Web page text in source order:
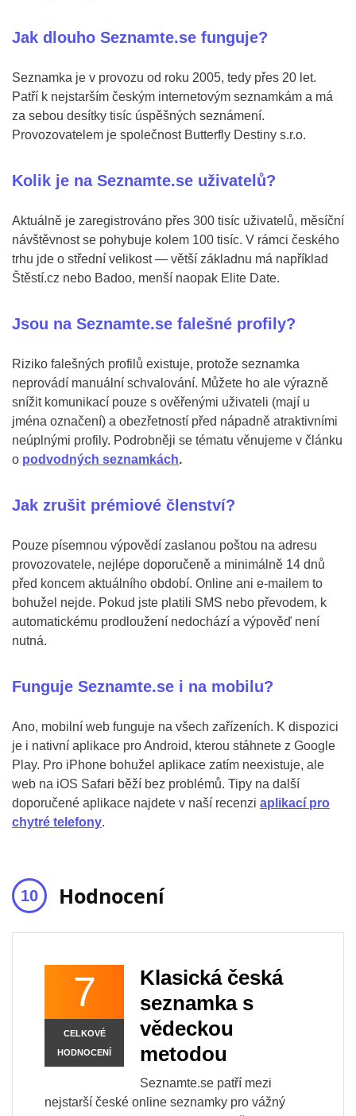
Jak dlouho Seznamte.se funguje?
Seznamka je v provozu od roku 2005, tedy přes 20 let.
Patří k nejstarším českým internetovým seznamkám a má
za sebou desítky tisíc úspěšných seznámení.
Provozovatelem je společnost Butterfly Destiny s.r.o.
Kolik je na Seznamte.se uživatelů?
Aktuálně je zaregistrováno přes 300 tisíc uživatelů, měsíční
návštěvnost se pohybuje kolem 100 tisíc. V rámci českého
trhu jde o střední velikost — větší základnu má například
Štěstí.cz nebo Badoo, menší naopak Elite Date.
Jsou na Seznamte.se falešné profily?
Riziko falešných profilů existuje, protože seznamka
neprovádí manuální schvalování. Můžete ho ale výrazně
snížit komunikací pouze s ověřenými uživateli (mají u
jména označení) a obezřetností před nápadně atraktivními
neúplnými profily. Podrobněji se tématu věnujeme v článku
o podvodných seznamkách.
Jak zrušit prémiové členství?
Pouze písemnou výpovědí zaslanou poštou na adresu
provozovatele, nejlépe doporučeně a minimálně 14 dnů
před koncem aktuálního období. Online ani e-mailem to
bohužel nejde. Pokud jste platili SMS nebo převodem, k
automatickému prodloužení nedochází a výpověď není
nutná.
Funguje Seznamte.se i na mobilu?
Ano, mobilní web funguje na všech zařízeních. K dispozici
je i nativní aplikace pro Android, kterou stáhnete z Google
Play. Pro iPhone bohužel aplikace zatím neexistuje, ale
web na iOS Safari běží bez problémů. Tipy na další
doporučené aplikace najdete v naší recenzi aplikací pro
chytré telefony.
Hodnocení
7
CELKOVÉ
HODNOCENÍ
Klasická česká
seznamka s
vědeckou
metodou
Seznamte.se patří mezi
nejstarší české online seznamky pro vážný